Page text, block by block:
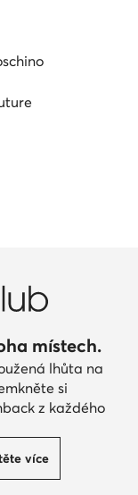
místech.
lhůta na
si
z každého
více